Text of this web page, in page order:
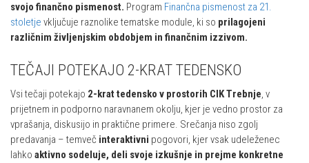
svojo finančno pismenost. Program Finančna pismenost za 21.
stoletje vključuje raznolike tematske module, ki so prilagojeni
različnim življenjskim obdobjem in finančnim izzivom.
TEČAJI POTEKAJO 2-KRAT TEDENSKO
Vsi tečaji potekajo 2-krat tedensko v prostorih CIK Trebnje, v
prijetnem in podporno naravnanem okolju, kjer je vedno prostor za
vprašanja, diskusijo in praktične primere. Srečanja niso zgolj
predavanja – temveč interaktivni pogovori, kjer vsak udeleženec
lahko aktivno sodeluje, deli svoje izkušnje in prejme konkretne